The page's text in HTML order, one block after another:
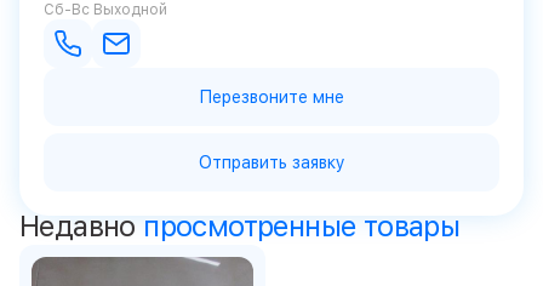
Сб-Вс Выходной
Перезвоните мне
Отправить заявку
Недавно просмотренные товары